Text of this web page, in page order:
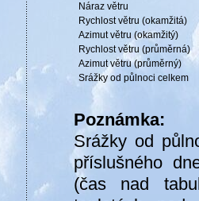
Náraz větru
Rychlost větru (okamžitá)
Azimut větru (okamžitý)
Rychlost větru (průměrná)
Azimut větru (průměrný)
Srážky od půlnoci celkem
Poznámka:
Srážky od
příslušného
(čas nad